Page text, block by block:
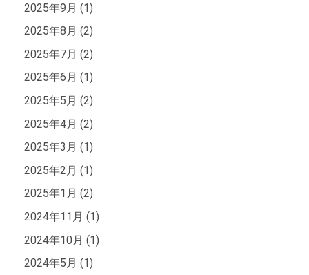
2025年9月 (1)
2025年8月 (2)
2025年7月 (2)
2025年6月 (1)
2025年5月 (2)
2025年4月 (2)
2025年3月 (1)
2025年2月 (1)
2025年1月 (2)
2024年11月 (1)
2024年10月 (1)
2024年5月 (1)